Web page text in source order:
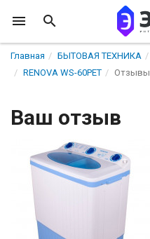
Главная БЫТОВАЯ ТЕХНИКА
RENOVA WS-60PET
Отзывы
Ваш отзыв